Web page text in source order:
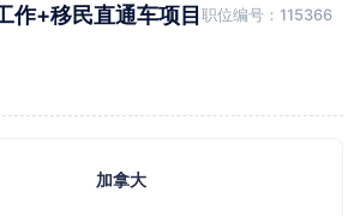
作+移民直通车项目 职位编号：115366
加拿大